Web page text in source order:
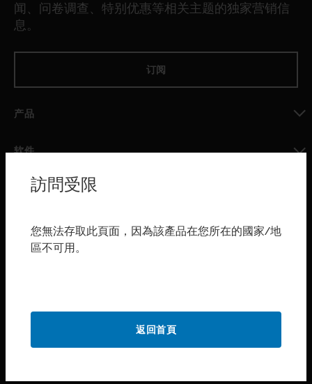
闻、问卷调查、特别优惠等相关主题的独家营销信
息。
订阅
产品
软件
toggle view
服务
行业
toggle view
訪問受限
您無法存取此頁面，因為該產品在您所在的國家/地
區不可用。
返回首頁